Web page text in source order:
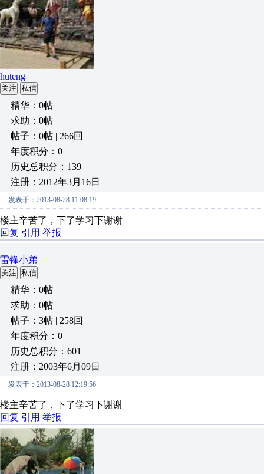
huteng
关注 私信
精华：0帖
求助：0帖
帖子：0帖 | 266回
年度积分：0
历史总积分：139
注册：2012年3月16日
发表于：2013-08-28 11:08:19
楼主辛苦了，下了学习下谢谢
回复 引用 举报
雷锋小弟
关注 私信
精华：0帖
求助：0帖
帖子：3帖 | 258回
年度积分：0
历史总积分：601
注册：2003年6月09日
发表于：2013-08-28 12:19:56
楼主辛苦了，下了学习下谢谢
回复 引用 举报